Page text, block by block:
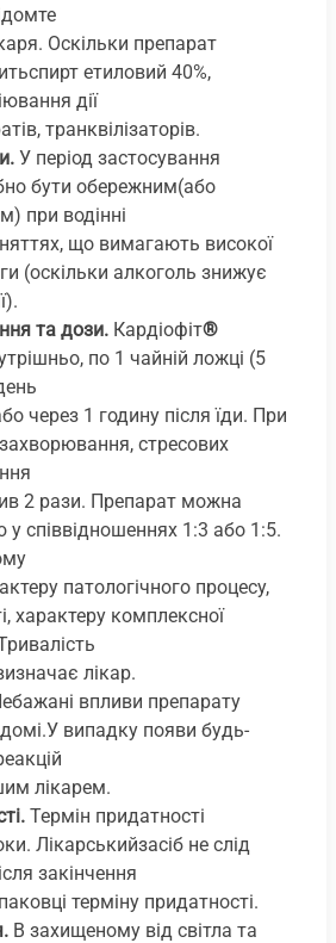
Оскільки препарат
етиловий 40%,
дії
транквілізаторів.
У період застосування
бути обережним(або
при водінні
що вимагають високої
(оскільки алкоголь знижує
та дози. Кардіофіт®
по 1 чайній ложці (5
через 1 годину після їди. При
стресових
2 рази. Препарат можна
співвідношеннях 1:3 або 1:5.
патологічного процесу,
характеру комплексної
лікар.
впливи препарату
випадку появи будь-
лікарем.
Термін придатності
Лікарськийзасіб не слід
закінчення
терміну придатності.
В захищеному від світла та